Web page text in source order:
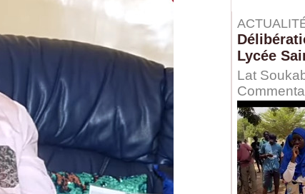
Lycée
Lat